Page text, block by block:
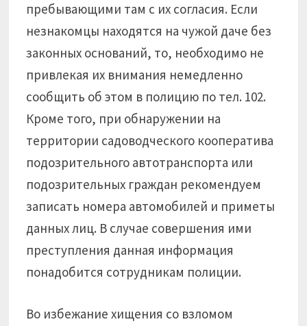
пребывающими там с их согласия. Если
незнакомцы находятся на чужой даче без
законных оснований, то, необходимо не
привлекая их внимания немедленно
сообщить об этом в полицию по тел. 102.
Кроме того, при обнаружении на
территории садоводческого кооператива
подозрительного автотранспорта или
подозрительных граждан рекомендуем
записать номера автомобилей и приметы
данных лиц. В случае совершения ими
преступления данная информация
понадобится сотрудникам полиции.
Во избежание хищения со взломом